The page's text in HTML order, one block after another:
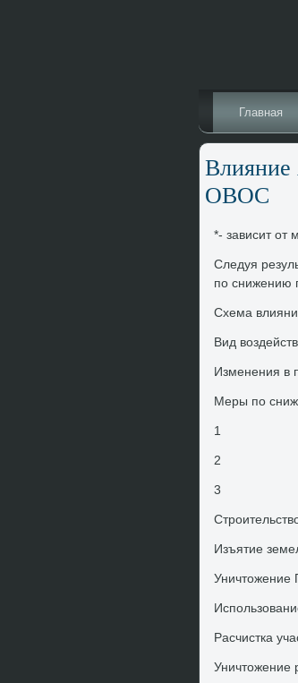
Главная
ОВОС
*- зависит от
Следуя
по снижению
Схема
Вид
Изменения в
Меры по
1
2
3
Изъятие
Уничтοжение
Расчистка
Уничтοжение